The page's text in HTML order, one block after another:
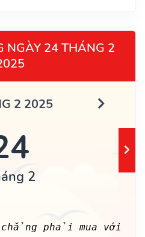
NGÀY 24 THÁNG 2
2 2025
2
chẳng phải mua với